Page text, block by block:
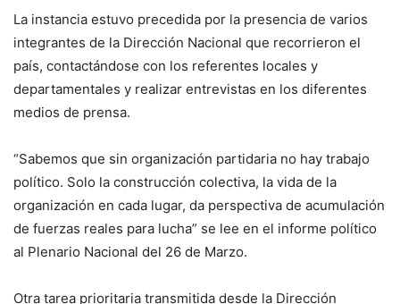
La instancia estuvo precedida por la presencia de varios
integrantes de la Dirección Nacional que recorrieron el
país, contactándose con los referentes locales y
departamentales y realizar entrevistas en los diferentes
medios de prensa.
“Sabemos que sin organización partidaria no hay trabajo
político. Solo la construcción colectiva, la vida de la
organización en cada lugar, da perspectiva de acumulación
de fuerzas reales para lucha” se lee en el informe político
al Plenario Nacional del 26 de Marzo.
Otra tarea prioritaria transmitida desde la Dirección